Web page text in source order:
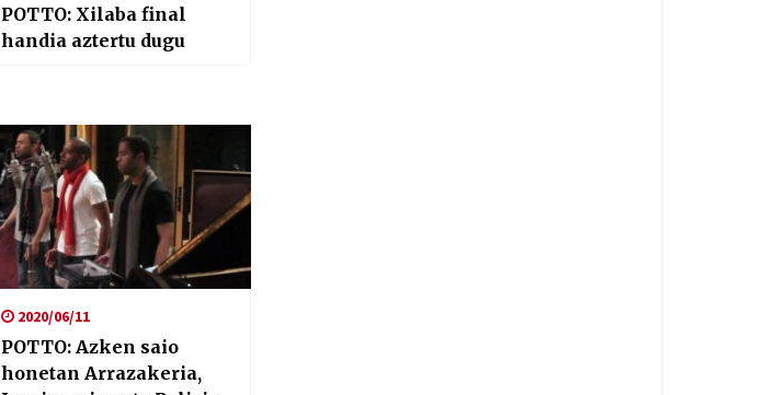
POTTO: Xilaba final
handia aztertu dugu
2020/06/11
POTTO: Azken saio
honetan Arrazakeria,